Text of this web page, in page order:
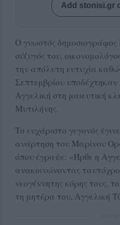
Add stonisi.gr
Ο γνωστός
σύζυγός του,
την απόλυτη ευτυχία
Σεπτεμβρίου υποδέχτηκαν
Αγγελική στη μαιευτική
Μυτιλήνης.
Το ευχάριστο γεγονός
ανάρτηση του Μαρίνου
όπου έγραψε: «Ήρθε η
ανακοινώνοντας
νεογέννητης κόρης τους,
τη μητέρα του, Αγγελική